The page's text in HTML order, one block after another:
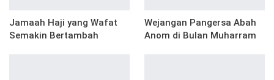
Jamaah Haji yang Wafat
Semakin Bertambah
Wejangan Pangersa Abah
Anom di Bulan Muharram